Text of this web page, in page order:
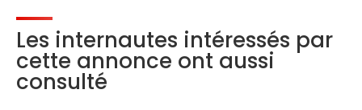
Les internautes intéressés par
cette annonce ont aussi
consulté